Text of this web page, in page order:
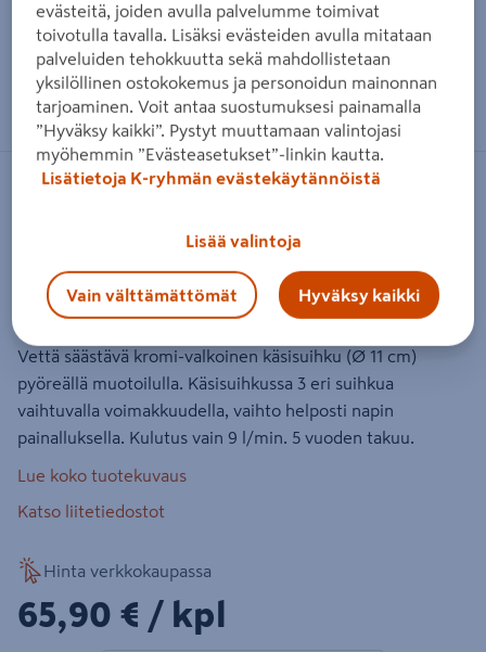
Zoomaa kuvaa sormilla kosketusnäytöllä
Käsisuihku Hansgrohe 26803400
Tuotenumero:501470390 EAN-koodi : 4011097736266
Vettä säästävä kromi-valkoinen käsisuihku (Ø 11 cm)
pyöreällä muotoilulla. Käsisuihkussa 3 eri suihkua
vaihtuvalla voimakkuudella, vaihto helposti napin
painalluksella. Kulutus vain 9 l/min. 5 vuoden takuu.
Lue koko tuotekuvaus
Katso liitetiedostot
Hinta verkkokaupassa
65,90€/kpl
65,90 € / kpl
evästeitä, joiden avulla palvelumme toimivat
toivotulla tavalla. Lisäksi evästeiden avulla mitataan
palveluiden tehokkuutta sekä mahdollistetaan
yksilöllinen ostokokemus ja personoidun mainonnan
tarjoaminen. Voit antaa suostumuksesi painamalla
”Hyväksy kaikki”. Pystyt muuttamaan valintojasi
myöhemmin ”Evästeasetukset”-linkin kautta.
Lisätietoja K-ryhmän evästekäytännöistä
Lisää valintoja
Vain välttämättömät Hyväksy kaikki